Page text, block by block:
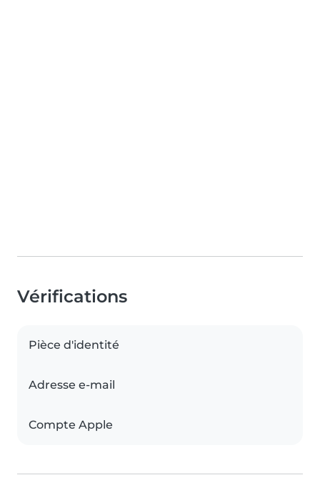
Vérifications
Pièce d'identité
Adresse e-mail
Compte Apple